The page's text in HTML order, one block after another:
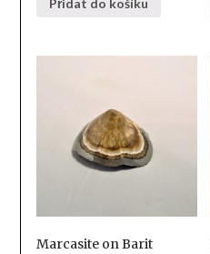
Marcasite on Barit